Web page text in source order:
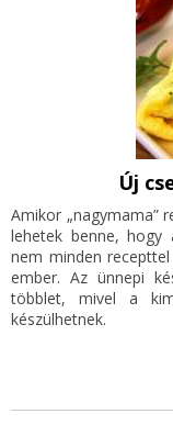
Új
Amikor „nagymama”
lehetek benne, hogy
nem minden
ember. Az ünnepi
többlet, mivel a
készülhetnek.